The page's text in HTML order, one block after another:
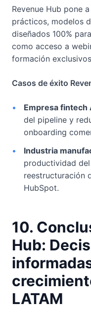
Revenue Hub pone
prácticos, modelos
diseñados 100%
como acceso a
formación
Casos de éxito
• Empresa fintech
del pipeline y
onboarding
•
Industria
productividad
reestructuración
HubSpot.
10.
Hub:
LATAM